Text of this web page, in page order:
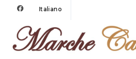
Italiano